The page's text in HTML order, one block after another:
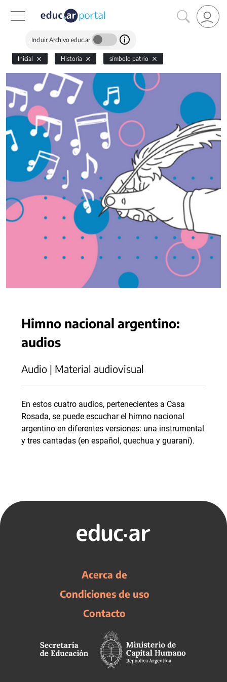
Incluir Archivo educ.ar
Inicial Historia símbolo patrio
Himno nacional argentino:
audios
Audio | Material audiovisual
En estos cuatro audios, pertenecientes a Casa
Rosada, se puede escuchar el himno nacional
argentino en diferentes versiones: una instrumental
y tres cantadas (en español, quechua y guaraní).
Acerca de
Condiciones de uso
Contacto